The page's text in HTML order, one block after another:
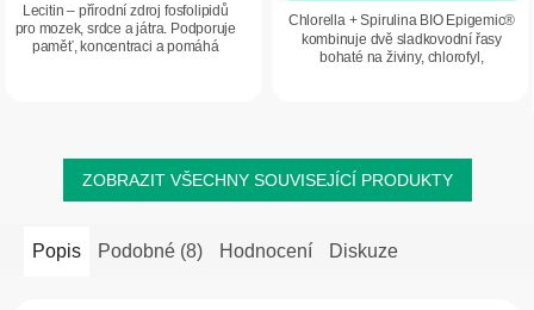
Lecitin – přírodní zdroj fosfolipidů
pro mozek, srdce a játra. Podporuje
paměť, koncentraci a pomáhá
Chlorella + Spirulina BIO Epigemic®
kombinuje dvě sladkovodní řasy
bohaté na živiny, chlorofyl,
ZOBRAZIT VŠECHNY SOUVISEJÍCÍ PRODUKTY
Popis Podobné (8) Hodnocení Diskuze